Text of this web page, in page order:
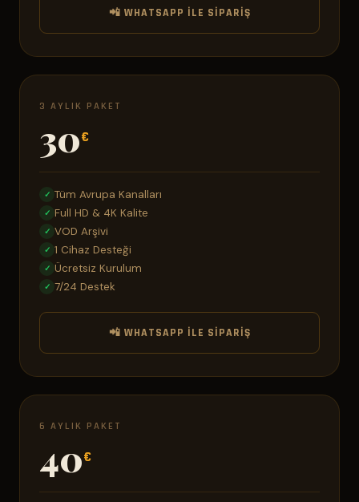
📲 WHATSAPP ILE SIPARIŞ
3 AYLIK PAKET
30€
✓ Tüm Avrupa Kanalları
✓ Full HD & 4K Kalite
✓ VOD Arşivi
✓ 1 Cihaz Desteği
✓ Ücretsiz Kurulum
✓ 7/24 Destek
📲 WHATSAPP ILE SIPARIŞ
6 AYLIK PAKET
40€